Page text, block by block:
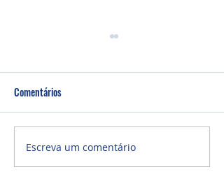
Comentários
Escreva um comentário